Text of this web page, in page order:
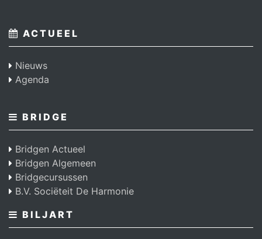
ACTUEEL
Nieuws
Agenda
BRIDGE
Bridgen Actueel
Bridgen Algemeen
Bridgecursussen
B.V. Sociëteit De Harmonie
BILJART